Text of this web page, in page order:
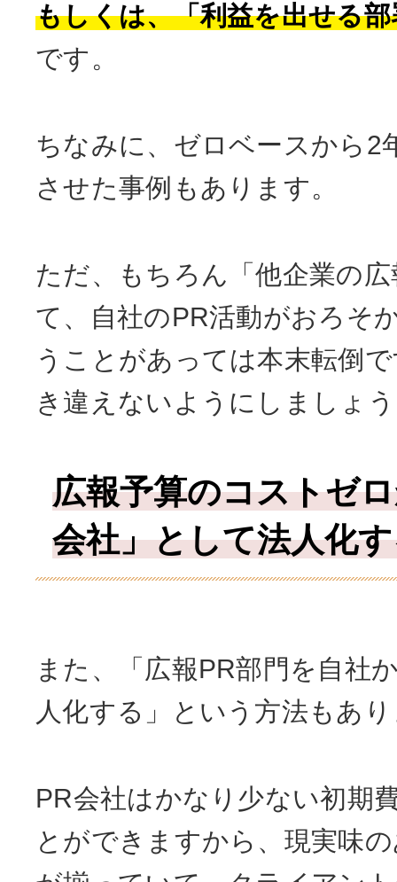
もしくは、「利益を出せる
です。
ちなみに、ゼロベースから2
させた事例もあります。
ただ、もちろん「他企業の
て、自社のPR活動がおろそ
うことがあっては本末転倒
き違えないようにしましょ
広報予算のコストゼ
会社」として法人化
また、「広報PR部門を自社
人化する」という方法もあ
PR会社はかなり少ない初期
とができますから、現実味